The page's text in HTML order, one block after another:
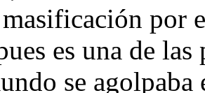
por
es una de
se agolpaba